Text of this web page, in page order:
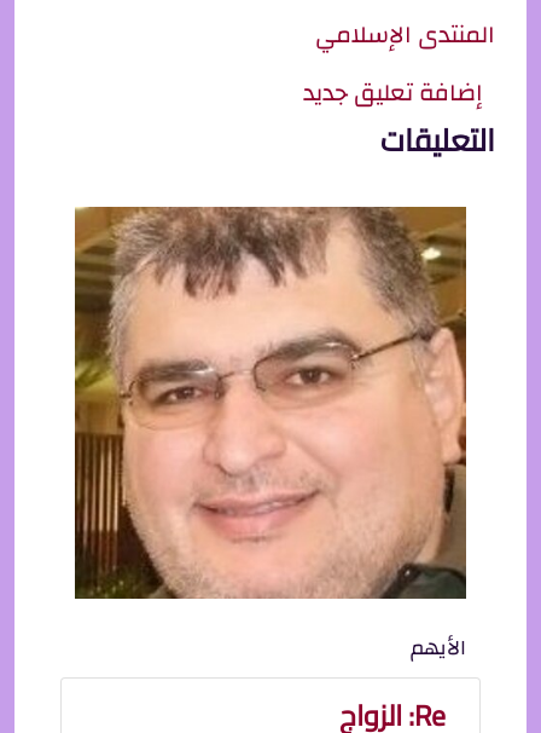
المنتدى الإسلامي
إضافة تعليق جديد
التعليقات
الأيهم
Re: الزواج